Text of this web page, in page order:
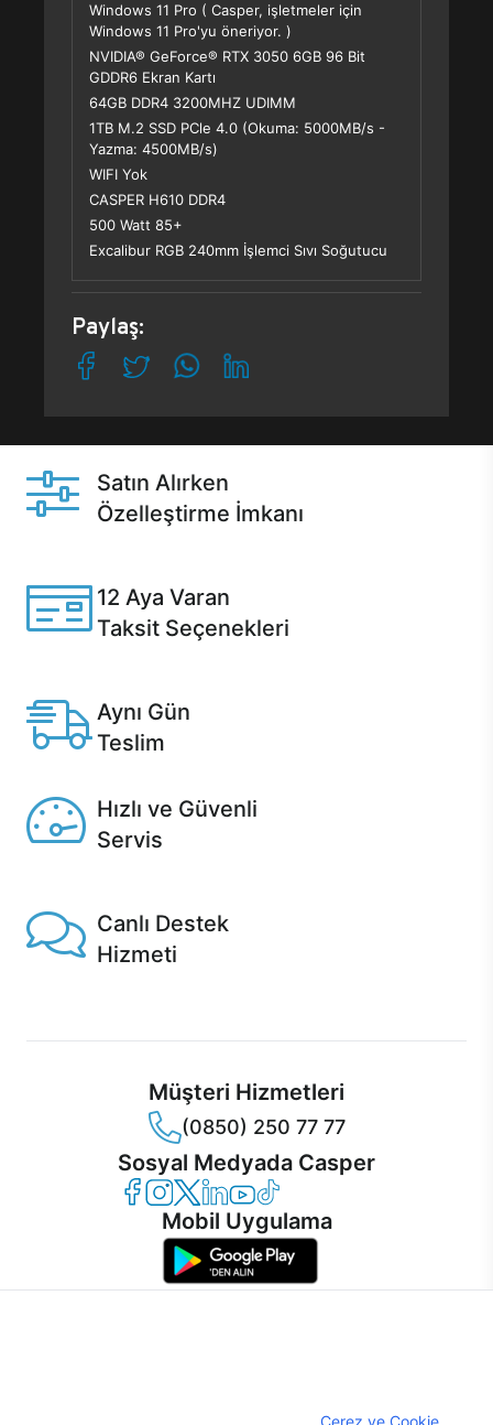
Windows 11 Pro ( Casper, işletmeler için
Windows 11 Pro'yu öneriyor. )
NVIDIA® GeForce® RTX 3050 6GB 96 Bit
GDDR6 Ekran Kartı
64GB DDR4 3200MHZ UDIMM
1TB M.2 SSD PCle 4.0 (Okuma: 5000MB/s -
Yazma: 4500MB/s)
WIFI Yok
CASPER H610 DDR4
500 Watt 85+
Excalibur RGB 240mm İşlemci Sıvı Soğutucu
Paylaş:
Satın Alırken
Özelleştirme İmkanı
12 Aya Varan
Taksit Seçenekleri
Aynı Gün
Teslim
Hızlı ve Güvenli
Servis
Canlı Destek
Hizmeti
Müşteri Hizmetleri
(0850) 250 77 77
Sosyal Medyada Casper
Casper Facebook
Casper Instagram
Casper Twitter
Casper LinkedIn
Casper YouTube
Casper TikTok
Mobil Uygulama
Çerez ve Cookie